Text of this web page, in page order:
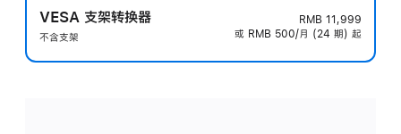
VESA 支架转换器
不含支架
RMB 11,999
或 RMB 500/月 (24 期) 起